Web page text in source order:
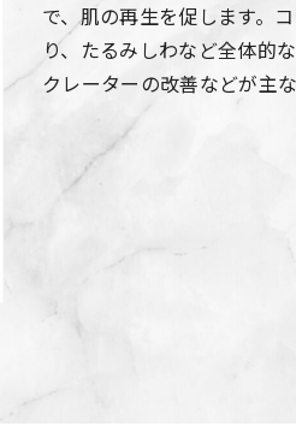
で、肌の再生を促します。
り、たるみしわなど全体的
クレーターの改善などが主